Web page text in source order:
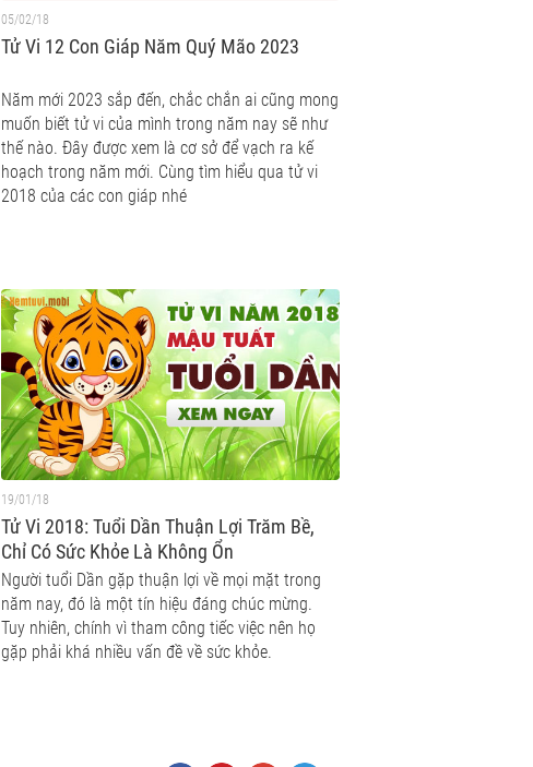
05/02/18
Tử Vi 12 Con Giáp Năm Quý Mão 2023
Năm mới 2023 sắp đến, chắc chắn ai cũng mong
muốn biết tử vi của mình trong năm nay sẽ như
thế nào. Đây được xem là cơ sở để vạch ra kế
hoạch trong năm mới. Cùng tìm hiểu qua tử vi
2018 của các con giáp nhé
19/01/18
Tử Vi 2018: Tuổi Dần Thuận Lợi Trăm Bề,
Chỉ Có Sức Khỏe Là Không Ổn
Người tuổi Dần gặp thuận lợi về mọi mặt trong
năm nay, đó là một tín hiệu đáng chúc mừng.
Tuy nhiên, chính vì tham công tiếc việc nên họ
gặp phải khá nhiều vấn đề về sức khỏe.